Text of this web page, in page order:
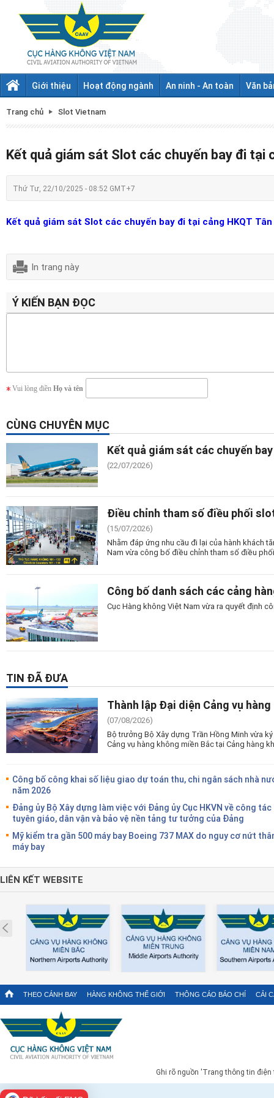
Giới thiệu Hoạt động ngành An ninh - An toàn Văn
Trang chủ Slot Vietnam
Kết quả giám sát Slot các chuyến bay đi tại
Thứ Tư, 22/10/2025 - 08:52 GMT+7
Kết quả giám sát Slot các chuyến bay đi tại cảng HKQT
In trang này
Ý KIẾN BẠN ĐỌC
Vui lòng điền Họ và tên
CÙNG CHUYÊN MỤC
Kết quả giám sát các chuyến
(22/07/2026)
Điều chỉnh tham số điều phối
(15/07/2026)
Nhằm đáp ứng nhu cầu đi lại của hành khách
Nam vừa công bố điều chỉnh tham số điều
Công bố danh sách các cảng
Cục Hàng không Việt Nam vừa ra quyết định
TIN ĐÃ ĐƯA
Thành lập Đại diện Cảng vụ
(07/08/2026)
Bộ trưởng Bộ Xây dựng Trần Hồng Minh vừa
Cảng vụ hàng không miền Bắc tại Cảng hàng
Công bố công khai số liệu giao dự toán thu, chi ngân sách nhà
năm 2026
Đảng ủy Bộ Xây dựng làm việc với Đảng ủy Cục HKVN về công tác
tuyên giáo, dân vận và bảo vệ nền tảng tư tưởng của Đảng
Mỹ kiểm tra gần 500 máy bay Boeing 737 MAX do nguy cơ nứt
máy bay
LIÊN KẾT WEBSITE
Prev
THEO CÁNH BAY HÀNG KHÔNG THẾ GIỚI THÔNG CÁO BÁO CHÍ CẢI
Ghi rõ nguồn 'Trang thông tin